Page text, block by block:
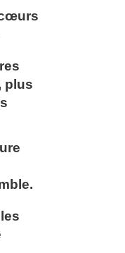
plus